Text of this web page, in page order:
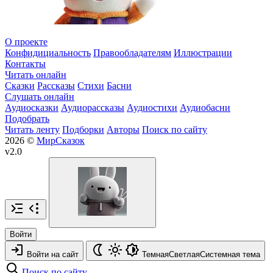
О проекте
Конфидициальность Правообладателям Иллюстрации
Контакты
Читать онлайн
Сказки Рассказы Стихи Басни
Слушать онлайн
Аудиосказки Аудиорассказы Аудиостихи Аудиобасни
Подобрать
Читать ленту Подборки Авторы Поиск по сайту
2026 © МирСказок
v2.0
Войти
Войти на сайт ТемнаяСветлаяСистемная тема